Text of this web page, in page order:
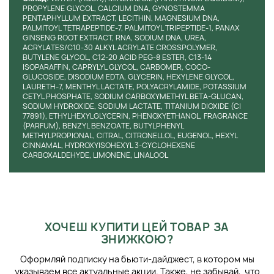
Саме склад Маски Попелюшки визначає її
результативність:
Cellular Prime Complex . Активний концентрат з
антивіковою дією бореться зі зморшками і вирівнює
рельєф.
Триланцюгова ДНК. Запатентована перевага
компанії Вальмонт. Насичує вологою та утримує її в
клітинах, регенерує та тонізує.
Ліпосомна РНК.Стимулює клітинну активність та
активізує власний виробіток колагену та естатину.
Пептиди.Відповідають за мікроциркуляцію у клітинах
та їх харчування.
Чиста вода альпійських льодовиків.
унікальними мінералами та вітамінами.
Саме поєднання передових технологій та чистих
природних компонентів уможливлює унікальний ефект
Маски Попелюшки від Вальмонт, чия ціна визначається не
тільки складним виробництвом, а й якістю компонентів. Без
PROPYLENE GLYCOL, CALCIUM DNA, GYNOSTEMMA
PENTAPHYLLUM EXTRACT, LECITHIN, MAGNESIUM DNA,
PALMITOYL TETRAPEPTIDE-7, PALMITOYL TRIPEPTIDE-1, PANAX
GINSENG ROOT EXTRACT, RNA, SODIUM DNA, UREA,
ACRYLATES/C10-30 ALKYL ACRYLATE CROSSPOLYMER,
BUTYLENE GLYCOL, C12-20 ACID PEG-8 ESTER, C13-14
ISOPARAFFIN, CAPRYLYL GLYCOL, CARBOMER, COCO-
GLUCOSIDE, DISODIUM EDTA, GLYCERIN, HEXYLENE GLYCOL,
LAURETH-7, MENTHYL LACTATE, POLYACRYLAMIDE, POTASSIUM
CETYL PHOSPHATE, SODIUM CARBOXYMETHYL BETA-GLUCAN,
SODIUM HYDROXIDE, SODIUM LACTATE, TITANIUM DIOXIDE (CI
77891), ETHYLHEXYLGLYCERIN, PHENOXYETHANOL, FRAGRANCE
(PARFUM), BENZYL BENZOATE, BUTYLPHENYL
METHYLPROPIONAL, CITRAL, CITRONELLOL, EUGENOL, HEXYL
CINNAMAL, HYDROXYISOHEXYL 3-CYCLOHEXENE
CARBOXALDEHYDE, LIMONENE, LINALOOL
ХОЧЕШ КУПИТИ ЦЕЙ ТОВАР ЗА
ЗНИЖКОЮ?
Оформляй подписку на бьюти-дайджест, в котором мы
указываем все актуальные акции. Также, не забывай, что